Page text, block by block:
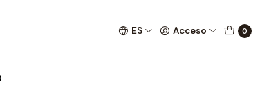
ES Acceso 0